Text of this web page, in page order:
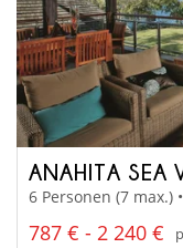
6 Personen (7 max.)
787 € - 2 240 €